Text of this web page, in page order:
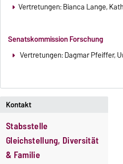
Vertretungen: Bianca Lange,
Senatskommission Forschung
Vertretungen: Dagmar Pfeiffer,
Kontakt
Stabsstelle
Gleichstellung, Diversität
& Familie